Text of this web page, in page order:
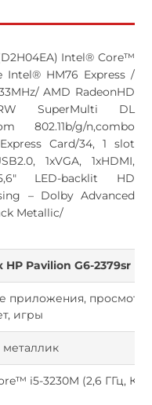
Intel® Core™
Intel® HM76 Express /
AMD RadeonHD
SuperMulti DL
802.11b/g/n,combo
Card/34, 1 slot
1xVGA, 1xHDMI,
15,6" LED-backlit HD
– Dolby Advanced
Metallic/
HP Pavilion G6-2379sr
приложения, просмотр
игры
i5-3230M (2,6 ГГц,